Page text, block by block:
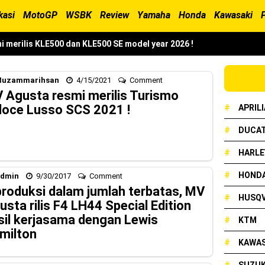
MotoGP WSBK Review Yamaha Honda Kawasaki
merilis KLE500 dan KLE500 SE model year 2026 !
Neo 155 di lelang 15 Jutaan dikota Medan, kok bisa ?
Grand Prix 2025 di menangkan oleh Robet B Simanullang dari
Prix Digelar, Lebih Dari 2 Dekade Komitmen Yamaha Cetak
Beat 2025, warna lebih mewah !
Tangguh dan Fresh Siap Jelajah Petualangan Tanpa Batas
resmi dirilis untuk skutik Blue Core 125cc dengan mobilitas tinggi
4/15/2021 Comment
Agusta resmi merilis Turismo
Lusso SCS 2021 !
9/30/2017 Comment
dalam jumlah terbatas, MV
rilis F4 LH44 Special Edition
kerjasama dengan Lewis
#
#
#
#
#
# KTM
#